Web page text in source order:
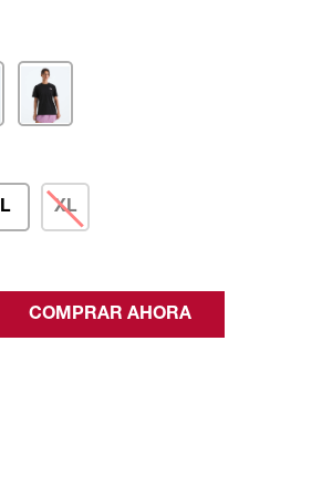
L XL